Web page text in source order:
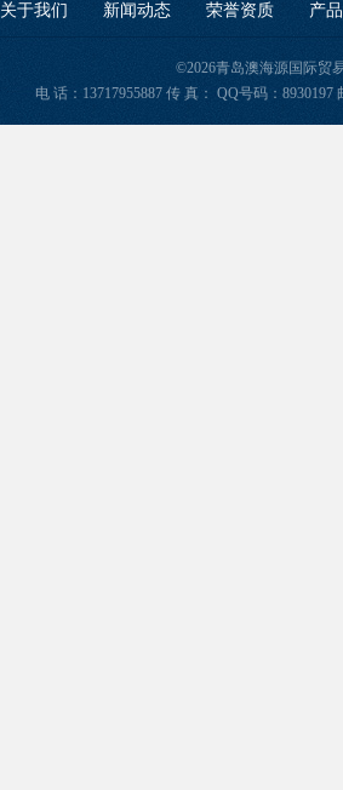
关于我们 新闻动态 荣誉资质 产
©2026青岛澳海源国际贸
电 话：13717955887 传 真： QQ号码：